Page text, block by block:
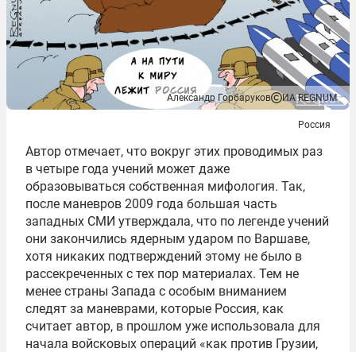
Александр Горбаруков ИА REGNUM
Россия
Автор отмечает, что вокруг этих проводимых раз
в четыре года учений может даже
образовываться собственная мифология. Так,
после маневров 2009 года большая часть
западных СМИ утверждала, что по легенде учений
они закончились ядерным ударом по Варшаве,
хотя никаких подтверждений этому не было в
рассекреченных с тех пор материалах. Тем не
менее страны Запада с особым вниманием
следят за маневрами, которые Россия, как
считает автор, в прошлом уже использовала для
начала войсковых операций «как против Грузии,